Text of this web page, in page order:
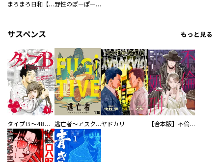
まろまろ日和【豪華版】 野性のぽーぽー【豪華版】
サスペンス もっと見る
タイプＢ～48時間後、致死率100％～【単話】 逃亡者～アスクレピオスの杖～ヤドカリ 【合本版】不倫処刑